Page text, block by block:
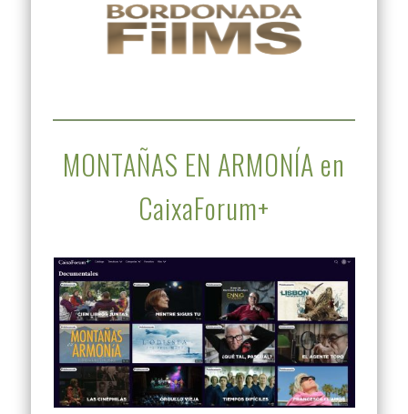
MONTAÑAS EN ARMONÍA en
CaixaForum+